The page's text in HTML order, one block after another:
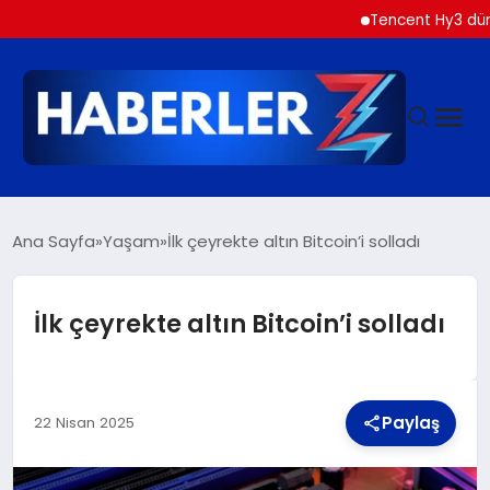
Tencent Hy3 dünya
EKONOMI
Ana Sayfa Yaşam İlk çeyrekte altın Bitcoin’i solladı
İlk çeyrekte altın Bitcoin’i solladı
22 Nisan 2025 Paylaş